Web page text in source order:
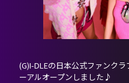
(G)I-DLEの日本公式ファンクラ
ーアルオープンしました♪